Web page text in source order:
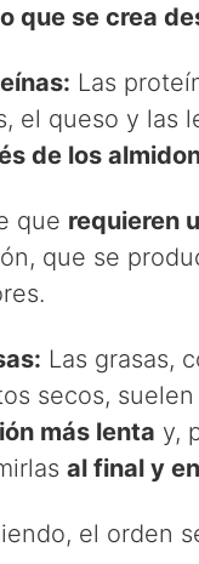
que se crea
Las
el queso y las
de los
que requieren
que se
Las grasas,
secos,
más lenta y,
al final y
el orden